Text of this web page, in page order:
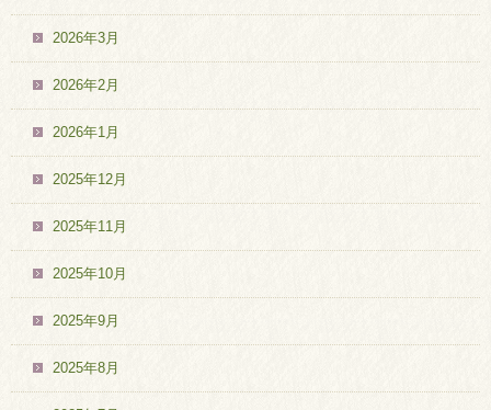
2026年3月
2026年2月
2026年1月
2025年12月
2025年11月
2025年10月
2025年9月
2025年8月